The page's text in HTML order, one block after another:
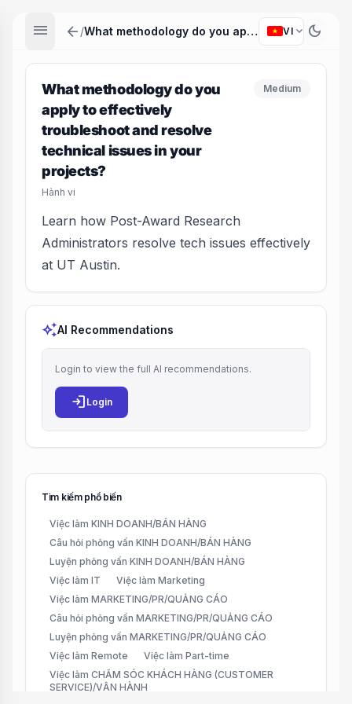
menu arrow_back / What methodology do you apply to effectively troubleshoot and resolve technical issues in your projects? VI expand_more dark_mode
What methodology do you
apply to effectively
troubleshoot and resolve
technical issues in your
projects?
Hành vi
Medium
Learn how Post-Award Research
Administrators resolve tech issues effectively
at UT Austin.
auto_awesomeAI Recommendations
Login to view the full AI recommendations.
login Login
Tìm kiếm phổ biến
Việc làm KINH DOANH/BÁN HÀNG
Câu hỏi phỏng vấn KINH DOANH/BÁN HÀNG
Luyện phỏng vấn KINH DOANH/BÁN HÀNG
Việc làm IT
Việc làm Marketing
Việc làm MARKETING/PR/QUẢNG CÁO
Câu hỏi phỏng vấn MARKETING/PR/QUẢNG CÁO
Luyện phỏng vấn MARKETING/PR/QUẢNG CÁO
Việc làm Remote
Việc làm Part-time
Việc làm CHĂM SÓC KHÁCH HÀNG (CUSTOMER
SERVICE)/VẬN HÀNH